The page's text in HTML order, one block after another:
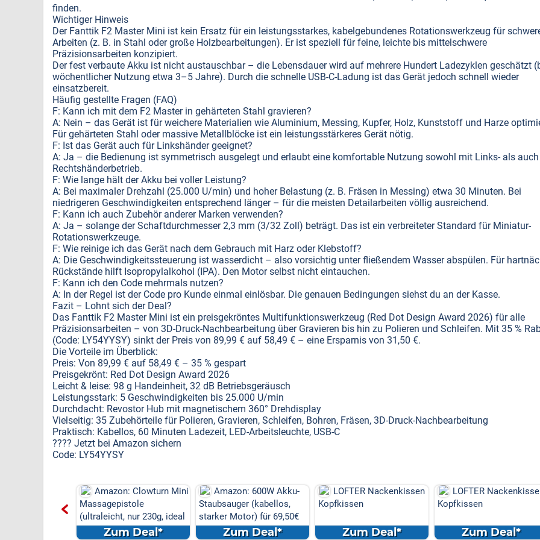
finden.
Wichtiger Hinweis
Der Fanttik F2 Master Mini ist kein Ersatz für ein leistungsstarkes, kabelgebundenes Rotationswerkzeug für
Arbeiten (z. B. in Stahl oder große Holzbearbeitungen). Er ist speziell für feine, leichte bis mittelschwere
Präzisionsarbeiten konzipiert.
Der fest verbaute Akku ist nicht austauschbar – die Lebensdauer wird auf mehrere Hundert Ladezyklen geschätzt
wöchentlicher Nutzung etwa 3–5 Jahre). Durch die schnelle USB-C-Ladung ist das Gerät jedoch schnell wieder
einsatzbereit.
Häufig gestellte Fragen (FAQ)
F: Kann ich mit dem F2 Master in gehärteten Stahl gravieren?
A: Nein – das Gerät ist für weichere Materialien wie Aluminium, Messing, Kupfer, Holz, Kunststoff und Harze
Für gehärteten Stahl oder massive Metallblöcke ist ein leistungsstärkeres Gerät nötig.
F: Ist das Gerät auch für Linkshänder geeignet?
A: Ja – die Bedienung ist symmetrisch ausgelegt und erlaubt eine komfortable Nutzung sowohl mit Links- als
Rechtshänderbetrieb.
F: Wie lange hält der Akku bei voller Leistung?
A: Bei maximaler Drehzahl (25.000 U/min) und hoher Belastung (z. B. Fräsen in Messing) etwa 30 Minuten. Bei
niedrigeren Geschwindigkeiten entsprechend länger – für die meisten Detailarbeiten völlig ausreichend.
F: Kann ich auch Zubehör anderer Marken verwenden?
A: Ja – solange der Schaftdurchmesser 2,3 mm (3/32 Zoll) beträgt. Das ist ein verbreiteter Standard für Miniatur-
Rotationswerkzeuge.
F: Wie reinige ich das Gerät nach dem Gebrauch mit Harz oder Klebstoff?
A: Die Geschwindigkeitssteuerung ist wasserdicht – also vorsichtig unter fließendem Wasser abspülen. Für
Rückstände hilft Isopropylalkohol (IPA). Den Motor selbst nicht eintauchen.
F: Kann ich den Code mehrmals nutzen?
A: In der Regel ist der Code pro Kunde einmal einlösbar. Die genauen Bedingungen siehst du an der Kasse.
Fazit – Lohnt sich der Deal?
Das Fanttik F2 Master Mini ist ein preisgekröntes Multifunktionswerkzeug (Red Dot Design Award 2026) für alle
Präzisionsarbeiten – von 3D-Druck-Nachbearbeitung über Gravieren bis hin zu Polieren und Schleifen. Mit 35 %
(Code: LY54YYSY) sinkt der Preis von 89,99 € auf 58,49 € – eine Ersparnis von 31,50 €.
Die Vorteile im Überblick:
Preis: Von 89,99 € auf 58,49 € – 35 % gespart
Preisgekrönt: Red Dot Design Award 2026
Leicht & leise: 98 g Handeinheit, 32 dB Betriebsgeräusch
Leistungsstark: 5 Geschwindigkeiten bis 25.000 U/min
Durchdacht: Revostor Hub mit magnetischem 360° Drehdisplay
Vielseitig: 35 Zubehörteile für Polieren, Gravieren, Schleifen, Bohren, Fräsen, 3D-Druck-Nachbearbeitung
Praktisch: Kabellos, 60 Minuten Ladezeit, LED-Arbeitsleuchte, USB-C
???? Jetzt bei Amazon sichern
Code: LY54YYSY
Amazon: Clowturn Mini
Massagepistole
(ultraleicht, nur 230g, ideal
...
Zum Deal*
Amazon: 600W Akku-
Staubsauger (kabellos,
starker Motor) für 69,50€
Zum Deal*
LOFTER Nackenkissen
Kopfkissen
Zum Deal*
LOFTER
Kopfkissen
Zum Deal*